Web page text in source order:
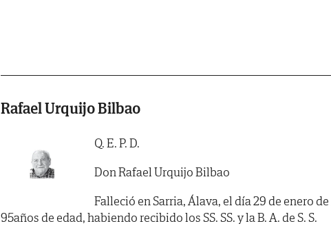
Rafael Urquijo Bilbao
Q. E. P. D.
Don Rafael Urquijo Bilbao
Falleció en Sarria, Álava, el día 29 de enero
95años de edad, habiendo recibido los SS. SS. y la B. A. de S. S.